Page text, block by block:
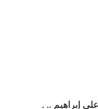
إبراهيم .. .